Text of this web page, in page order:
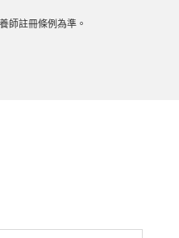
師註冊條例為準。